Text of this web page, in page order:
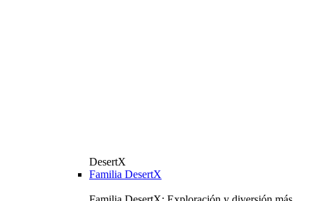
DesertX
Familia DesertX